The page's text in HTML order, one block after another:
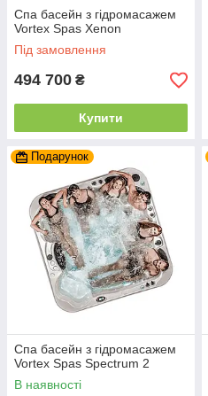
Спа басейн з гідромасажем
Vortex Spas Xenon
Під замовлення
494 700 ₴
Купити
Подарунок
Спа басейн з гідромасажем
Vortex Spas Spectrum 2
В наявності